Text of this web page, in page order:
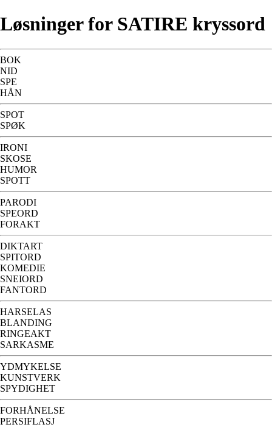
Løsninger for SATIRE kryssord
BOK
NID
SPE
HÅN
SPOT
SPØK
IRONI
SKOSE
HUMOR
SPOTT
PARODI
SPEORD
FORAKT
DIKTART
SPITORD
KOMEDIE
SNEIORD
FANTORD
HARSELAS
BLANDING
RINGEAKT
SARKASME
YDMYKELSE
KUNSTVERK
SPYDIGHET
FORHÅNELSE
PERSIFLASJ